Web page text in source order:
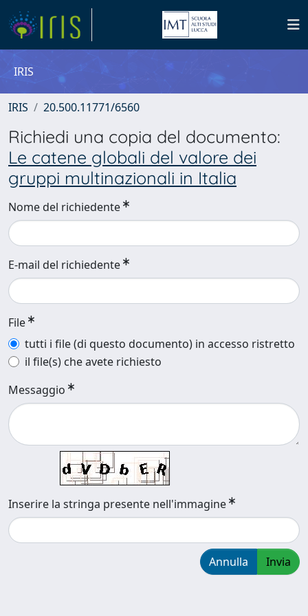
IRIS
IRIS 20.500.11771/6560
Richiedi una copia del documento:
Le catene globali del valore dei
gruppi multinazionali in Italia
Nome del richiedente
E-mail del richiedente
File
tutti i file (di questo documento) in accesso ristretto
il file(s) che avete richiesto
Messaggio
Inserire la stringa presente nell'immagine
Annulla Invia